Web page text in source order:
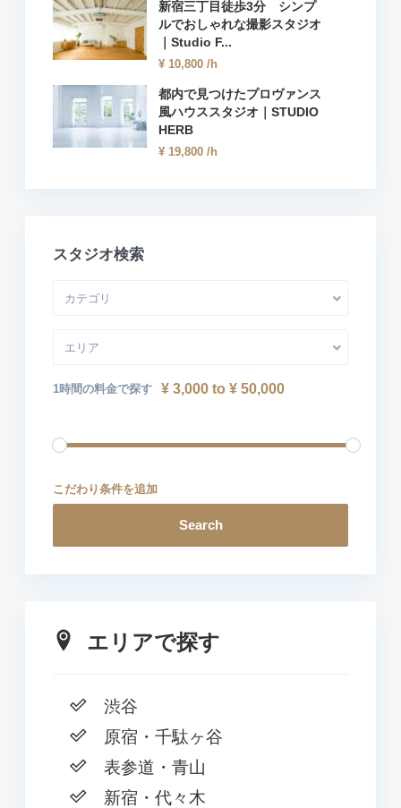
新宿三丁目徒歩3分 シンプ
ルでおしゃれな撮影スタジオ
｜Studio F...
¥ 10,800 /h
都内で見つけたプロヴァンス
風ハウススタジオ｜STUDIO
HERB
¥ 19,800 /h
スタジオ検索
カテゴリ
エリア
1時間の料金で探す ¥ 3,000 to ¥ 50,000
こだわり条件を追加
Search
エリアで探す
渋谷
原宿・千駄ヶ谷
表参道・青山
新宿・代々木